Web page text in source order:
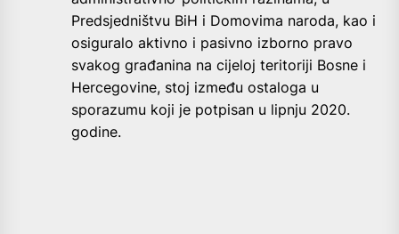
Predsjedništvu BiH i Domovima naroda, kao i
osiguralo aktivno i pasivno izborno pravo
svakog građanina na cijeloj teritoriji Bosne i
Hercegovine, stoj između ostaloga u
sporazumu koji je potpisan u lipnju 2020.
godine.